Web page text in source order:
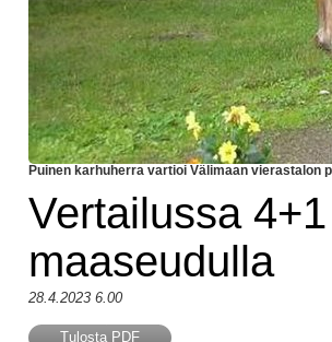
Puinen karhuherra vartioi Välimaan vierastalon
Vertailussa
maaseudulla
28.4.2023 6.00
Tulosta PDF